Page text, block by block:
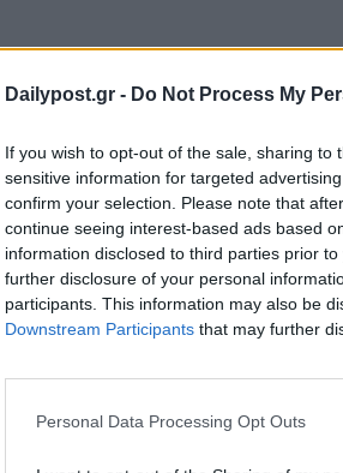
Dailypost.gr - Do Not Process My
If you wish to opt-out of the sale, sharing
sensitive information for targeted
confirm your selection. Please note that
continue seeing interest-based ads based
information disclosed to third parties prior
further disclosure of your personal
participants. This information may also be
Downstream Participants that may further
Personal Data Processing Opt Outs